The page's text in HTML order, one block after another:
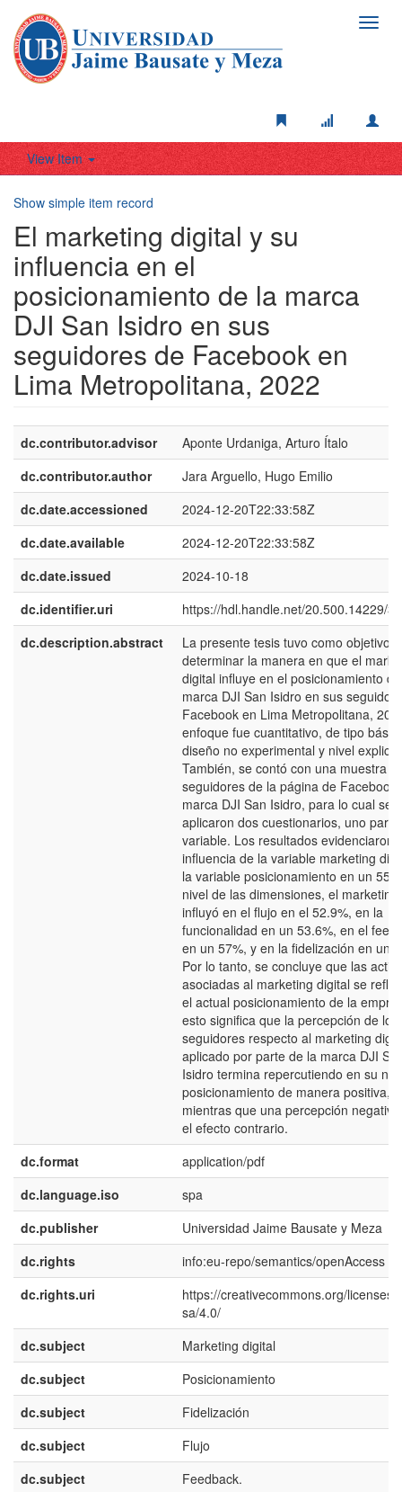
View Item
Show simple item record
El marketing digital y su
influencia en el
posicionamiento de la marca
DJI San Isidro en sus
seguidores de Facebook en
Lima Metropolitana, 2022
dc.contributor.advisor
Aponte Urdaniga, Arturo Ítalo
dc.contributor.author
Jara Arguello, Hugo Emilio
dc.date.accessioned
2024-12-20T22:33:58Z
dc.date.available
2024-12-20T22:33:58Z
dc.date.issued
2024-10-18
dc.identifier.uri
https://hdl.handle.net/20.500.14229/
dc.description.abstract
La presente tesis tuvo como objetivo
determinar la manera en que el
digital influye en el posicionamiento
marca DJI San Isidro en sus
Facebook en Lima Metropolitana,
enfoque fue cuantitativo, de tipo
diseño no experimental y nivel
También, se contó con una muestra
seguidores de la página de Facebook
marca DJI San Isidro, para lo cual se
aplicaron dos cuestionarios, uno para
variable. Los resultados evidenciaron
influencia de la variable marketing
la variable posicionamiento en un
nivel de las dimensiones, el marketing
influyó en el flujo en el 52.9%, en la
funcionalidad en un 53.6%, en el
en un 57%, y en la fidelización en un
Por lo tanto, se concluye que las
asociadas al marketing digital se
el actual posicionamiento de la
esto significa que la percepción de los
seguidores respecto al marketing
aplicado por parte de la marca DJI
Isidro termina repercutiendo en su
posicionamiento de manera positiva,
mientras que una percepción
el efecto contrario.
dc.format
application/pdf
dc.language.iso
spa
dc.publisher
Universidad Jaime Bausate y Meza
dc.rights
info:eu-repo/semantics/openAccess
dc.rights.uri
https://creativecommons.org/licenses/
sa/4.0/
dc.subject
Marketing digital
dc.subject
Posicionamiento
dc.subject
Fidelización
dc.subject
Flujo
dc.subject
Feedback.